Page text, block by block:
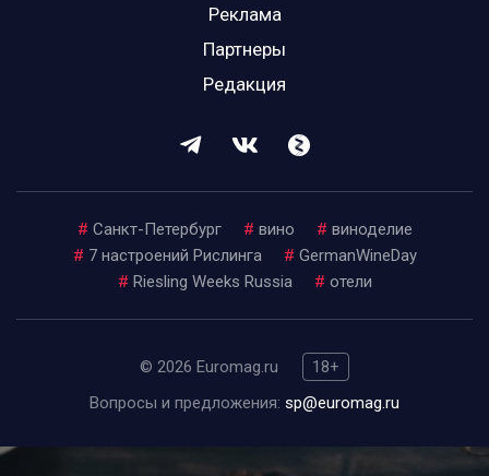
Реклама
Партнеры
Редакция
# Санкт-Петербург # вино # виноделие
# 7 настроений Рислинга # GermanWineDay
# Riesling Weeks Russia # отели
© 2026 Euromag.ru
18+
Вопросы и предложения: sp@euromag.ru